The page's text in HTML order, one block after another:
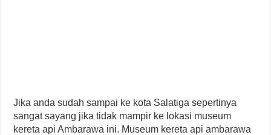
Jika anda sudah sampai ke kota Salatiga sepertinya
sangat sayang jika tidak mampir ke lokasi museum
kereta api Ambarawa ini. Museum kereta api ambarawa